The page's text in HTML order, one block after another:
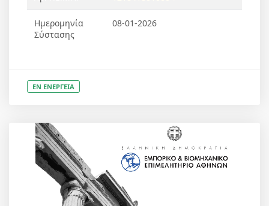
Ημερομηνία
Σύστασης
08-01-2026
ΕΝ ΕΝΕΡΓΕΙΑ